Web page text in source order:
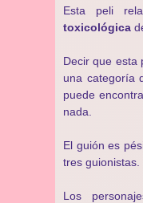
Esta peli
toxicológica
Decir que esta
una categoría
puede
nada.
El guión es
tres guionistas.
Los